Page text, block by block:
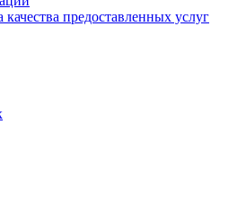
качества предоставленных услуг